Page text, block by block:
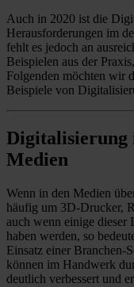
Auch in 2020 ist die
Herausforderungen im
fehlt es jedoch an
Beispielen aus der
Folgenden möchten wir
Beispiele von
Digitalisierung
Medien
Wenn in den Medien
häufig um 3D-Drucker,
auch wenn einige
haben werden, so
Einsatz einer Branchen-
können im Handwerk
deutlich verbessert und